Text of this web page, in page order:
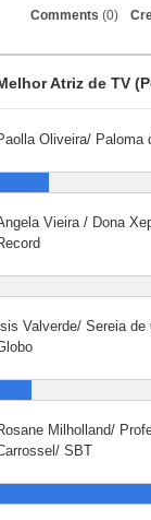
Comments (0)
Atriz de TV
Oliveira/ Paloma
Vieira / Dona
Valverde/ Sereia
Milholland/
SBT